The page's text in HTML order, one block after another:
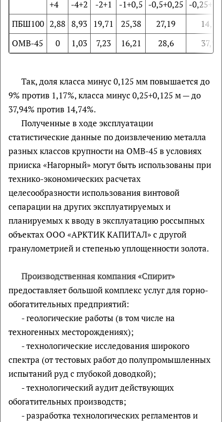
+4
-4+2 -2+1 -1+0,5 -0,5+0,25 -
ПБШ100 2,88 8,93 19,71 25,38 27,19
14,74
ОМВ-45
0 1,03 7,23 16,21 28,6 37,94
Так, доля класса минус 0,125 мм повышается до
9% против 1,17%, класса минус 0,25+0,125 м — до
37,94% против 14,74%.
Полученные в ходе эксплуатации
статистические данные по доизвлечению металла
разных классов крупности на ОМВ-45 в условиях
прииска «Нагорный» могут быть использованы при
технико-экономических расчетах
целесообразности использования винтовой
сепарации на других эксплуатируемых и
планируемых к вводу в эксплуатацию россыпных
объектах ООО «АРКТИК КАПИТАЛ» с другой
гранулометрией и степенью уплощенности золота.
Производственная компания «Спирит»
предоставляет большой комплекс услуг для горно-
обогатительных предприятий:
- геологические работы (в том числе на
техногенных месторождениях);
- технологические исследования широкого
спектра (от тестовых работ до полупромышленных
испытаний руд с глубокой доводкой);
- технологический аудит действующих
обогатительных производств;
- разработка технологических регламентов и